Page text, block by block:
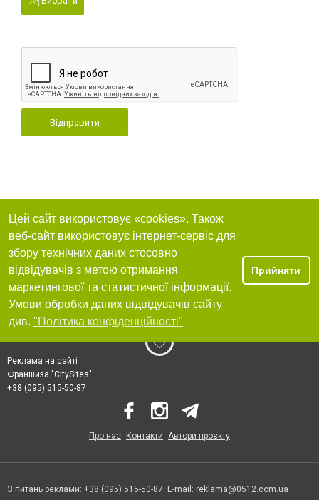
Відправити
Цей сайт використовує «cookies». Також
веб-сайт використовує інтернет-сервіс для
збору технічних даних стосовно
відвідувачів з метою отримання
маркетингової та статистичної інформації.
Умови обробки даних відвідувачів сайту
див. "Політика конфіденційності"
Прийняти
Реклама на сайті
Франшиза "CitySites"
+38 (095) 515-50-87
Про нас Контакти Автори проєкту
З питань реклами: +38 (095) 515-50-87. E-mail: reklama@0512.com.ua